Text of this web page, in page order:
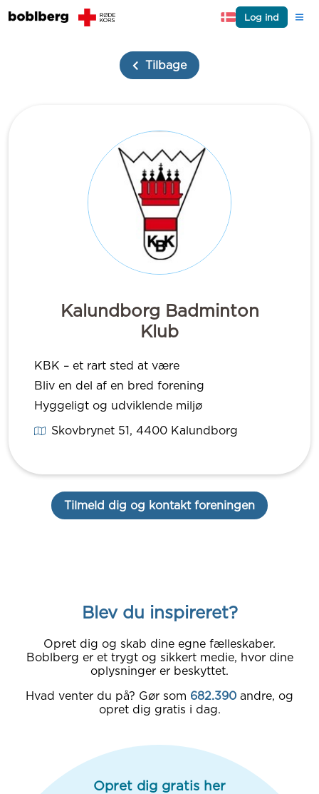
Log ind
Tilbage
Kalundborg Badminton
Klub
KBK – et rart sted at være
Bliv en del af en bred forening
Hyggeligt og udviklende miljø
Skovbrynet 51, 4400Kalundborg
Tilmeld dig og kontakt foreningen
Blev du inspireret?
Opret dig og skab dine egne fælleskaber.
Boblberg er et trygt og sikkert medie, hvor dine
oplysninger er beskyttet.
Hvad venter du på? Gør som 682.390 andre, og
opret dig gratis i dag.
Opret dig gratis her